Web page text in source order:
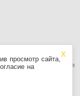
соглашение, в том
на сайте не является
просмотр сайта,
на